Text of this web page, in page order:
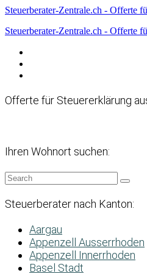
Steuerberater-Zentrale.ch - Offerte
Steuerberater-Zentrale.ch - Offerte
Offerte für Steuererklärung
Ihren Wohnort suchen:
Steuerberater nach Kanton:
Aargau
Appenzell Ausserrhoden
Appenzell Innerrhoden
Basel Stadt